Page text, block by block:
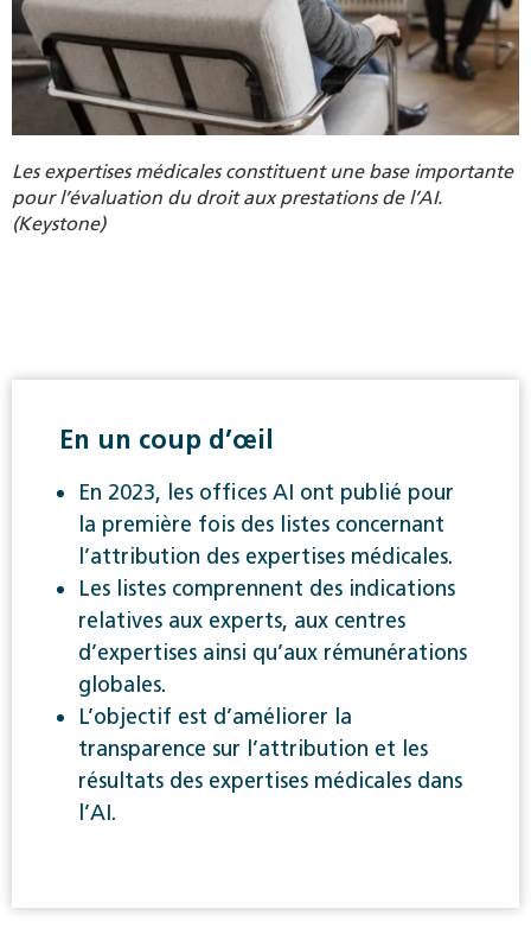
Les expertises médicales constituent une base importante
pour l’évaluation du droit aux prestations de l’AI.
(Keystone)
En un coup d’œil
En 2023, les offices AI ont publié pour
la première fois des listes concernant
l’attribution des expertises médicales.
Les listes comprennent des indications
relatives aux experts, aux centres
d’expertises ainsi qu’aux rémunérations
globales.
L’objectif est d’améliorer la
transparence sur l’attribution et les
résultats des expertises médicales dans
l’AI.